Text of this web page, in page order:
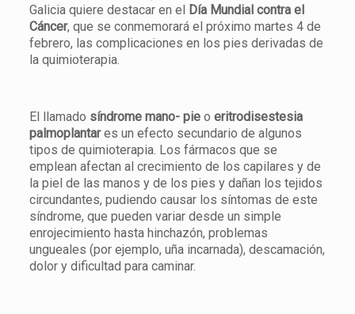
Galicia quiere destacar en el Día Mundial contra el
Cáncer, que se conmemorará el próximo martes 4 de
febrero, las complicaciones en los pies derivadas de
la quimioterapia.
El llamado síndrome mano- pie o eritrodisestesia
palmoplantares un efecto secundario de algunos
tipos de quimioterapia. Los fármacos que se
emplean afectan al crecimiento de los capilares y de
la piel de las manos y de los pies y dañan los tejidos
circundantes, pudiendo causar los síntomas de este
síndrome, que pueden variar desde un simple
enrojecimiento hasta hinchazón, problemas
ungueales (por ejemplo, uña incarnada), descamación,
dolor y dificultad para caminar.